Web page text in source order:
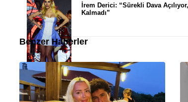
İrem Derici: “Sürekli Dava
Kalmadı”
Benzer Haberler